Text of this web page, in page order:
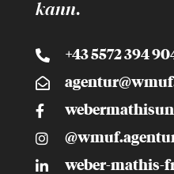
kann.
+43 5572 394
weber-mathis-